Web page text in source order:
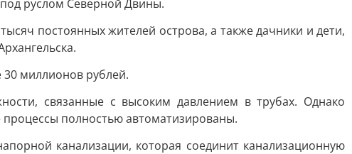
руслом Северной Двины.
постоянных жителей острова, а также дачники и дети,
миллионов рублей.
связанные с высоким давлением в трубах. Однако
полностью автоматизированы.
канализации, которая соединит канализационную